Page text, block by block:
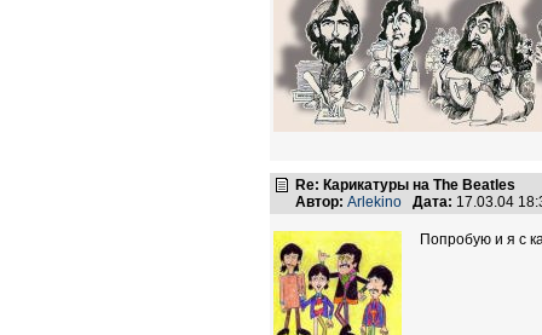
Re: Карикатуры на The Beatles
Автор: Arlekino Дата: 17.03.04
Попробую и я с